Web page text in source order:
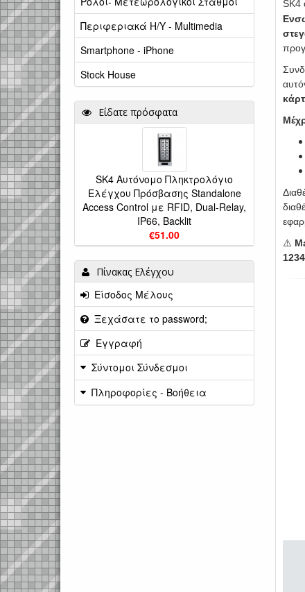
SK4
⚠️
Περιφεριακά Η/Υ - Multimedia
Smartphone - iPhone
Stock House
Είδατε πρόσφατα
SK4 Αυτόνομο Πληκτρολόγιο
Ελέγχου Πρόσβασης Standalone
Access Control με RFID, Dual-Relay,
IP66, Backlit
€51.00
Πίνακας Ελέγχου
Είσοδος Μέλους
Ξεχάσατε το password;
Εγγραφή
Σύντομοι Σύνδεσμοι
Πληροφορίες - Βοήθεια